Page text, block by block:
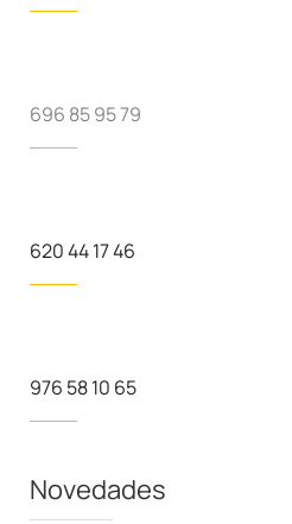
696 85 95 79
620 44 17 46
976 58 10 65
Novedades